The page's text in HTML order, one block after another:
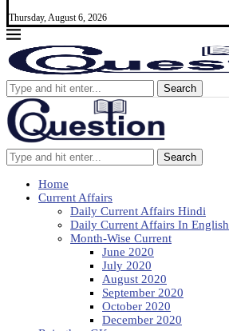
Thursday, August 6, 2026
Search
Search
Home
Current Affairs
Daily Current Affairs Hindi
Daily Current Affairs In English
Month-Wise Current
June 2020
July 2020
August 2020
September 2020
October 2020
December 2020